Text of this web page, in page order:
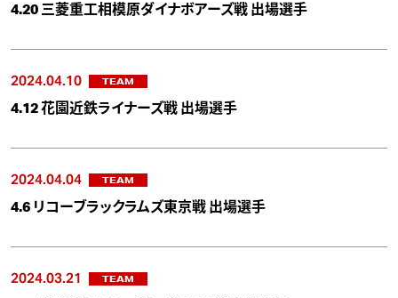
4.20 三菱重工相模原ダイナボアーズ戦 出場選手
2024.04.10 TEAM
4.12 花園近鉄ライナーズ戦 出場選手
2024.04.04 TEAM
4.6 リコーブラックラムズ東京戦 出場選手
2024.03.21 TEAM